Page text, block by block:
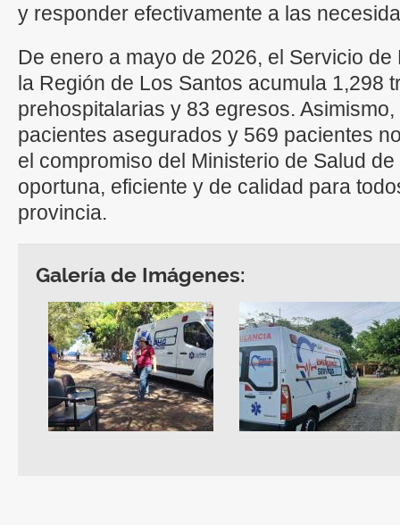
y responder efectivamente a las
De enero a mayo de 2026, el Servicio
la Región de Los Santos acumula 1,298
prehospitalarias y 83 egresos.
pacientes asegurados y 569 pacientes
el compromiso del Ministerio de Salud
oportuna, eficiente y de calidad para
provincia.
Galería de Imágenes: